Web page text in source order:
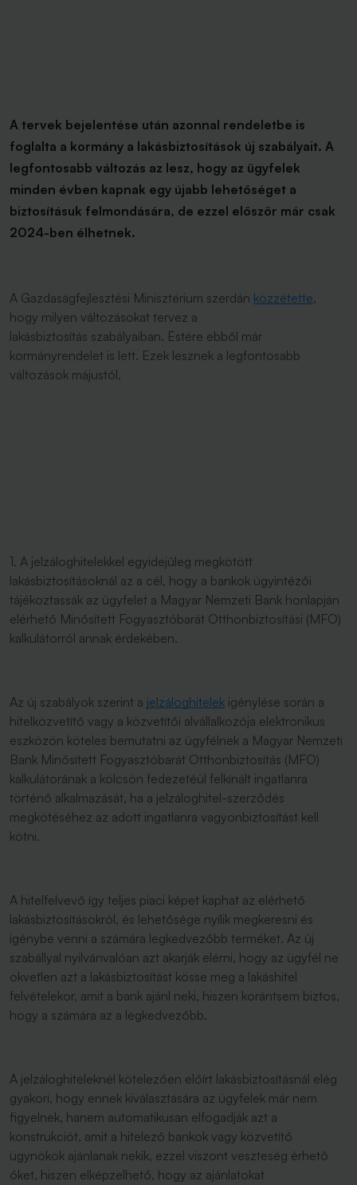
A tervek bejelentése után azonnal rendeletbe is
foglalta a kormány a lakásbiztosítások új szabályait. A
legfontosabb változás az lesz, hogy az ügyfelek
minden évben kapnak egy újabb lehetőséget a
biztosításuk felmondására, de ezzel először már csak
2024-ben élhetnek.
A Gazdaságfejlesztési Minisztérium szerdán közzétette,
hogy milyen változásokat tervez a
lakásbiztosítás szabályaiban. Estére ebből már
kormányrendelet is lett. Ezek lesznek a legfontosabb
változások májustól.
1. A jelzáloghitelekkel egyidejűleg megkötött
lakásbiztosításoknál az a cél, hogy a bankok ügyintézői
tájékoztassák az ügyfelet a Magyar Nemzeti Bank honlapján
elérhető Minősített Fogyasztóbarát Otthonbiztosítási (MFO)
kalkulátorról annak érdekében.
Az új szabályok szerint a jelzáloghitelek igénylése során a
hitelközvetítő vagy a közvetítői alvállalkozója elektronikus
eszközön köteles bemutatni az ügyfélnek a Magyar Nemzeti
Bank Minősített Fogyasztóbarát Otthonbiztosítás (MFO)
kalkulátorának a kölcsön fedezetéül felkínált ingatlanra
történő alkalmazását, ha a jelzáloghitel-szerződés
megkötéséhez az adott ingatlanra vagyonbiztosítást kell
kötni.
A hitelfelvevő így teljes piaci képet kaphat az elérhető
lakásbiztosításokról, és lehetősége nyílik megkeresni és
igénybe venni a számára legkedvezőbb terméket. Az új
szabállyal nyilvánvalóan azt akarják elérni, hogy az ügyfél ne
okvetlen azt a lakásbiztosítást kösse meg a lakáshitel
felvételekor, amit a bank ajánl neki, hiszen korántsem biztos,
hogy a számára az a legkedvezőbb.
A jelzáloghiteleknél kötelezően előírt lakásbiztosításnál elég
gyakori, hogy ennek kiválasztására az ügyfelek már nem
figyelnek, hanem automatikusan elfogadják azt a
konstrukciót, amit a hitelező bankok vagy közvetítő
ügynökök ajánlanak nekik, ezzel viszont veszteség érhető
őket, hiszen elképzelhető, hogy az ajánlatokat